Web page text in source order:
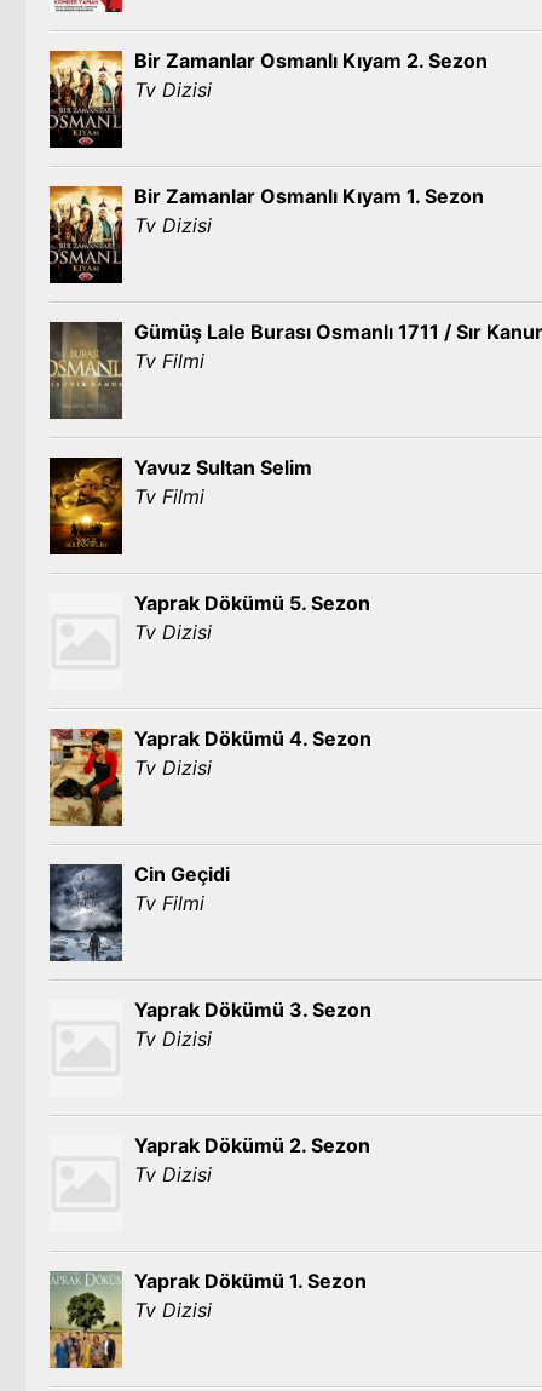
Bir Zamanlar Osmanlı Kıyam 2. Sezon
Tv Dizisi
Bir Zamanlar Osmanlı Kıyam 1. Sezon
Tv Dizisi
Gümüş Lale Burası Osmanlı 1711 / Sır
Tv Filmi
Yavuz Sultan Selim
Tv Filmi
Yaprak Dökümü 5. Sezon
Tv Dizisi
Yaprak Dökümü 4. Sezon
Tv Dizisi
Cin Geçidi
Tv Filmi
Yaprak Dökümü 3. Sezon
Tv Dizisi
Yaprak Dökümü 2. Sezon
Tv Dizisi
Yaprak Dökümü 1. Sezon
Tv Dizisi